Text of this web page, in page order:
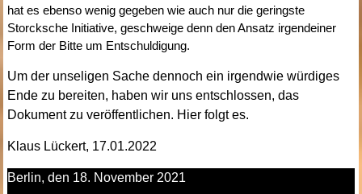
hat es ebenso wenig gegeben wie auch nur die geringste
Storcksche Initiative, geschweige denn den Ansatz irgendeiner
Form der Bitte um Entschuldigung.
Um der unseligen Sache dennoch ein irgendwie würdiges
Ende zu bereiten, haben wir uns entschlossen, das
Dokument zu veröffentlichen. Hier folgt es.
Klaus Lückert, 17.01.2022
Berlin, den 18. November 2021